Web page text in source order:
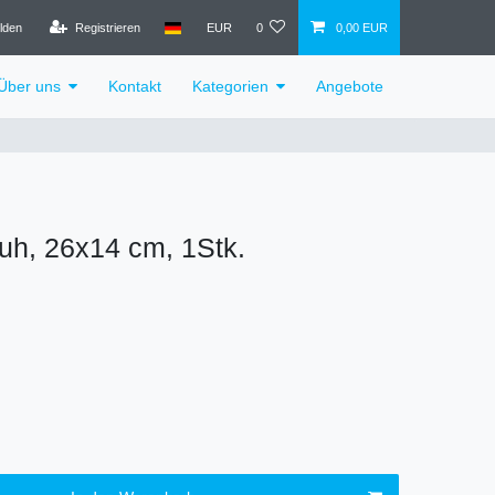
Registrieren EUR 0 0,00 EUR
uns Kontakt Kategorien Angebote
26x14 cm, 1Stk.